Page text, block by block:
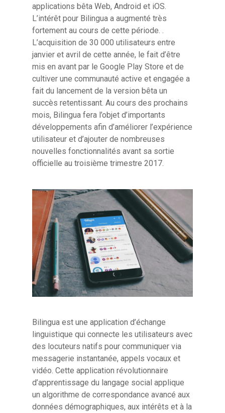
Hit enter to search or ESC to close
applications bêta Web, Android et iOS.
L’intérêt pour Bilingua a augmenté très
fortement au cours de cette période. .
L’acquisition de 30 000 utilisateurs entre
janvier et avril de cette année, le fait d’être
mis en avant par le Google Play Store et de
cultiver une communauté active et engagée a
fait du lancement de la version bêta un
succès retentissant. Au cours des prochains
mois, Bilingua fera l’objet d’importants
développements afin d’améliorer l’expérience
utilisateur et d’ajouter de nombreuses
nouvelles fonctionnalités avant sa sortie
officielle au troisième trimestre 2017.
Bilingua est une application d’échange
linguistique qui connecte les utilisateurs avec
des locuteurs natifs pour communiquer via
messagerie instantanée, appels vocaux et
vidéo. Cette application révolutionnaire
d’apprentissage du langage social applique
un algorithme de correspondance avancé aux
données démographiques, aux intérêts et à la